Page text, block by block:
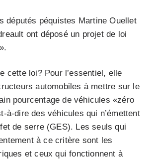
députés péquistes Martine Ouellet
ont déposé un projet de loi
cette loi? Pour l’essentiel, elle
automobiles à mettre sur le
pourcentage de véhicules «zéro
à-dire des véhicules qui n’émettent
de serre (GES). Les seuls qui
à ce critère sont les
et ceux qui fonctionnent à